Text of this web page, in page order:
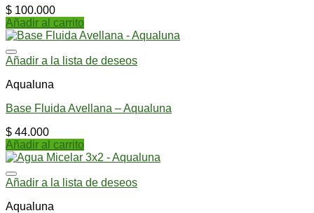
$ 100.000
Añadir al carrito
Añadir a la lista de deseos
Aqualuna
Base Fluida Avellana – Aqualuna
$ 44.000
Añadir al carrito
Añadir a la lista de deseos
Aqualuna